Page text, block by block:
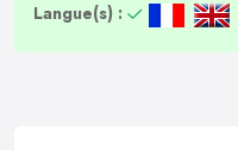
Langue(s) :